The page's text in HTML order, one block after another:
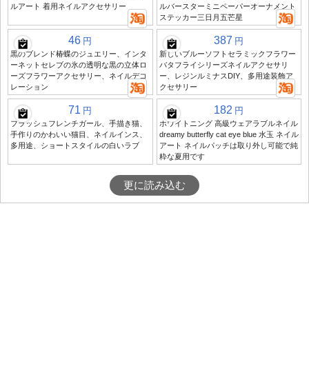
ルアート 着用ネイルアクセサリー
ルバースターミニペーパーオーナメント
ステッカー三日月五芒星
46 円
黒のブレンド椿蝶のジュエリー、インタ
ーネットセレブの氷の透明な黒の立体ロ
ーズフラワーアクセサリー、ネイルデコ
レーション
387 円
新しいブルーソフトセラミックフラワー
バタフライシリーズネイルアクセサリ
ー、レジンルミナスDIY、多用途装飾ア
クセサリー
71 円
フラッシュフレンチガール、手描き猫、
手作りのかわいい猫目、ネイルインス、
多用途、ショートスタイルの白いラブ
182 円
ホワイトニング 高級ウェアラブルネイル
dreamy butterfly cat eye blue 水玉 ネイル
アート ネイルパッチは取り外し可能で純
粋な夏用です
更に読み込む